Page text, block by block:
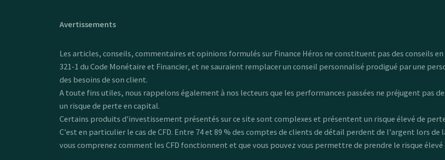
Avertissements
Les articles, conseils, commentaires et opinions formulés sur Finance Héros ne constituent pas des conseils
321-1 du Code Monétaire et Financier, et ne sauraient remplacer un conseil personnalisé prodigué par une
des besoins de son client.
A toute fins utiles, nous rappelons également à nos lecteurs que les performances passées ne préjugent pas
un risque de perte en capital.
Certains produits d'investissement présentés sur ce site sont complexes et présentent un risque élevé de
C'est en particulier le cas de CFD. Entre 74 et 89 % des comptes de clients de détail perdent de l'argent lors de
vous comprenez comment les CFD fonctionnent et que vous pouvez vous permettre de prendre le risque